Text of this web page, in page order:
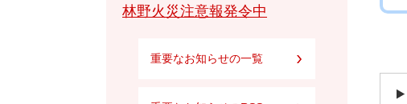
林野火災注意報発令中
重要なお知らせの一覧